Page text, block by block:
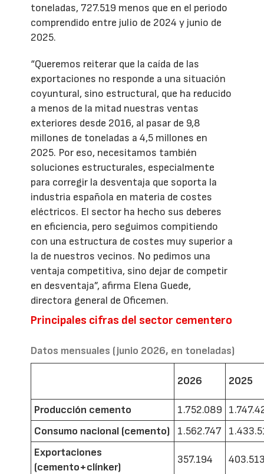
toneladas, 727.519 menos que en el periodo
comprendido entre julio de 2024 y junio de
2025.
“Queremos reiterar que la caída de las
exportaciones no responde a una situación
coyuntural, sino estructural, que ha reducido
a menos de la mitad nuestras ventas
exteriores desde 2016, al pasar de 9,8
millones de toneladas a 4,5 millones en
2025. Por eso, necesitamos también
soluciones estructurales, especialmente
para corregir la desventaja que soporta la
industria española en materia de costes
eléctricos. El sector ha hecho sus deberes
en eficiencia, pero seguimos compitiendo
con una estructura de costes muy superior a
la de nuestros vecinos. No pedimos una
ventaja competitiva, sino dejar de competir
en desventaja”, afirma Elena Guede,
directora general de Oficemen.
Principales cifras del sector cementero
Datos mensuales (junio 2026, en toneladas)
2026 2025
Producción cemento 1.752.089
Consumo nacional (cemento)
1.562.747
Exportaciones
(cemento+clínker)
357.194